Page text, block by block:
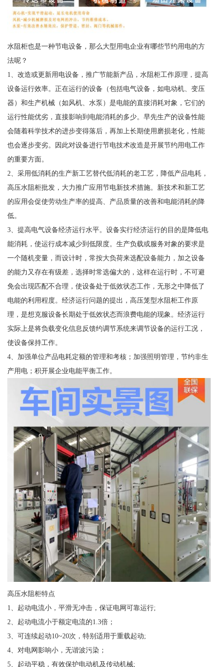
水阻柜也是一种节电设备，那么大型用电企业有哪些节约用电的方
法呢？
1、改造或更新用电设备，推广节能新产品，水阻柜工作原理，提高
设备运行效率。正在运行的设备（包括电气设备，如电动机、变压
器）和生产机械（如风机、水泵）是电能的直接消耗对象，它们的
运行性能优劣，直接影响到电能消耗的多少。早先生产的设备性能
会随着科学技术的进步变得落后，再加上长期使用磨损老化，性能
也会逐步变劣。因此对设备进行节电技术改造是开展节约用电工作
的重要方面。
2、采用低消耗的生产新工艺替代低消耗的老工艺，降低产品电耗，
高压水阻柜批发，大力推广应用节电新技术措施。新技术和新工艺
的应用会促使劳动生产率的提高、产品质量的改善和电能消耗的降
低。
3、提高电气设备经济运行水平。设备实行经济运行的目的是降低电
能消耗，使运行成本减少到低限度。生产负载或服务对象的要求是
一个随机变量，而设计时，常按大负荷来选配设备能力，加之设备
的能力又存在有级差，选择时常选偏大的，这样在运行时，不可避
免会出现匹配不合理，使设备处于低效状态工作，无形之中降低了
电能的利用程度。经济运行问题的提出，高压笼型水阻柜工作原
理，是想克服设备长期处于低效状态而浪费电能的现象。经济运行
实际上是将负载变化信息反馈约调节系统来调节设备的运行工况，
使设备保持工作。
4、加强单位产品电耗定额的管理和考核；加强照明管理，节约非生
产用电；积开展企业电能平衡工作。
高压水阻柜特点
1、起动电流小，平滑无冲击，保证电网可靠运行;
2、起动电流小于额定电流的1.3倍；
3、可连续起动10~20次，特别适用于重载起动;
4、对电网影响小，无谐波污染；
5、起动平稳，有效保护电动机及传动机械;